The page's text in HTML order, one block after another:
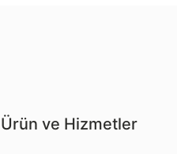
Ürün ve Hizmetler